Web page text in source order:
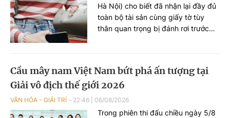
Hà Nội) cho biết đã nhận lại đầy đủ
toàn bộ tài sản cùng giấy tờ tùy
thân quan trọng bị đánh rơi trước
Khoa học và Công nghệ.
Cầu mây nam Việt Nam bứt phá ấn tượng tại
Giải vô địch thế giới 2026
VĂN HÓA - GIẢI TRÍ 22:46 06/08/2026
Trong phiên thi đấu chiều ngày 5/8